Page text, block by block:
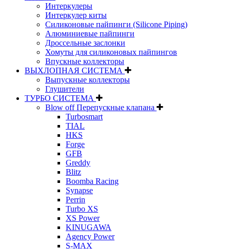
Интеркулеры
Интеркулер киты
Силиконовые пайпинги (Silicone Piping)
Алюминиевые пайпинги
Дроссельные заслонки
Хомуты для силиконовых пайпингов
Впускные коллекторы
ВЫХЛОПНАЯ СИСТЕМА
Выпускные коллекторы
Глушители
ТУРБО СИСТЕМА
Blow off Перепускные клапана
Turbosmart
TIAL
HKS
Forge
GFB
Greddy
Blitz
Boomba Racing
Synapse
Perrin
Turbo XS
XS Power
KINUGAWA
Agency Power
S-MAX